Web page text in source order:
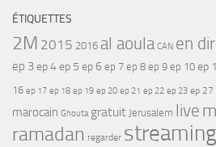
ÉTIQUETTES
2M 2015 2016 al aoula CAN en
ep 3ep 4ep 5 ep 6 ep 7 ep 8 ep 9 ep 10 ep
16 ep 17 ep 18 ep 19 ep 20 ep 21 ep 22 ep 23 ep 27
marocain Ghouta gratuit Jerusalem live
ramadan regarder streaming